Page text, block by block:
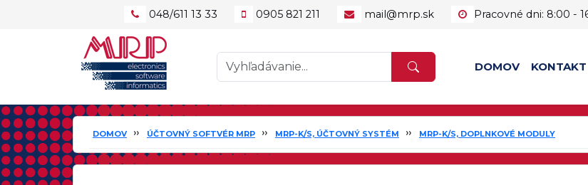
048/611 13 33 0905 821 211 mail@mrp.sk Pracovné dni: 8:00 -
DOMOV KONTAKT
DOMOV ÚČTOVNÝ SOFTVÉR MRP MRP-K/S, ÚČTOVNÝ SYSTÉM MRP-K/S, DOPLNKOVÉ MODULY